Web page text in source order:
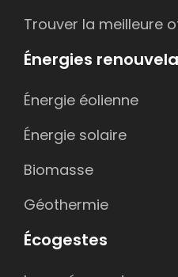
Trouver la meilleure
Énergies
Énergie éolienne
Énergie solaire
Biomasse
Géothermie
Écogestes